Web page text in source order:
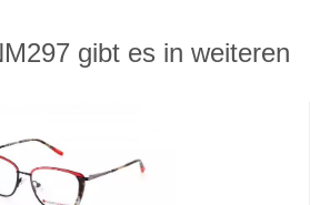
gibt es in weiteren